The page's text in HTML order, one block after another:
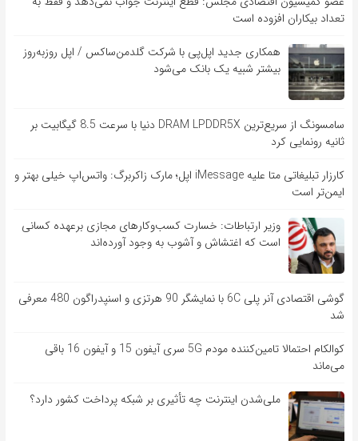
تعداد بیکاران افزوده است
همکاری جدید اپل‌پی با شرکت گلدمن‌ساکس / اپل روزبه‌روز
بیشتر شبیه یک بانک می‌شود
سامسونگ از سریع‌ترین DRAM LPDDR5X دنیا با سرعت 8.5 گیگابیت بر
ثانیه رونمایی کرد
کارزار تبلیغاتی متا علیه iMessage اپل؛ مارک زاکربرگ: واتس‌اپ خیلی بهتر و
ایمن‌تر است
وزیر ارتباطات: خسارت کسب‌وکارهای مجازی برعهده کسانی
است که اغتشاش و آشوب به وجود آورده‌اند
گوشی اقتصادی آنر پلی 6C با نمایشگر 90 هرتزی و اسنپدراگون 480 معرفی
شد
کوالکام احتمالا تامین‌کننده مودم 5G سری آیفون 15 و آیفون 16 باقی
می‌ماند
ملی‌شدن اینترنت چه تأثیری بر شبکه پرداخت کشور دارد؟